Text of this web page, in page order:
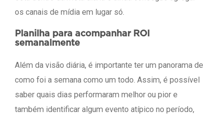
os canais de mídia em lugar só.
Planilha para acompanhar ROI
semanalmente
Além da visão diária, é importante ter um panorama de
como foi a semana como um todo. Assim, é possível
saber quais dias performaram melhor ou pior e
também identificar algum evento atípico no período,